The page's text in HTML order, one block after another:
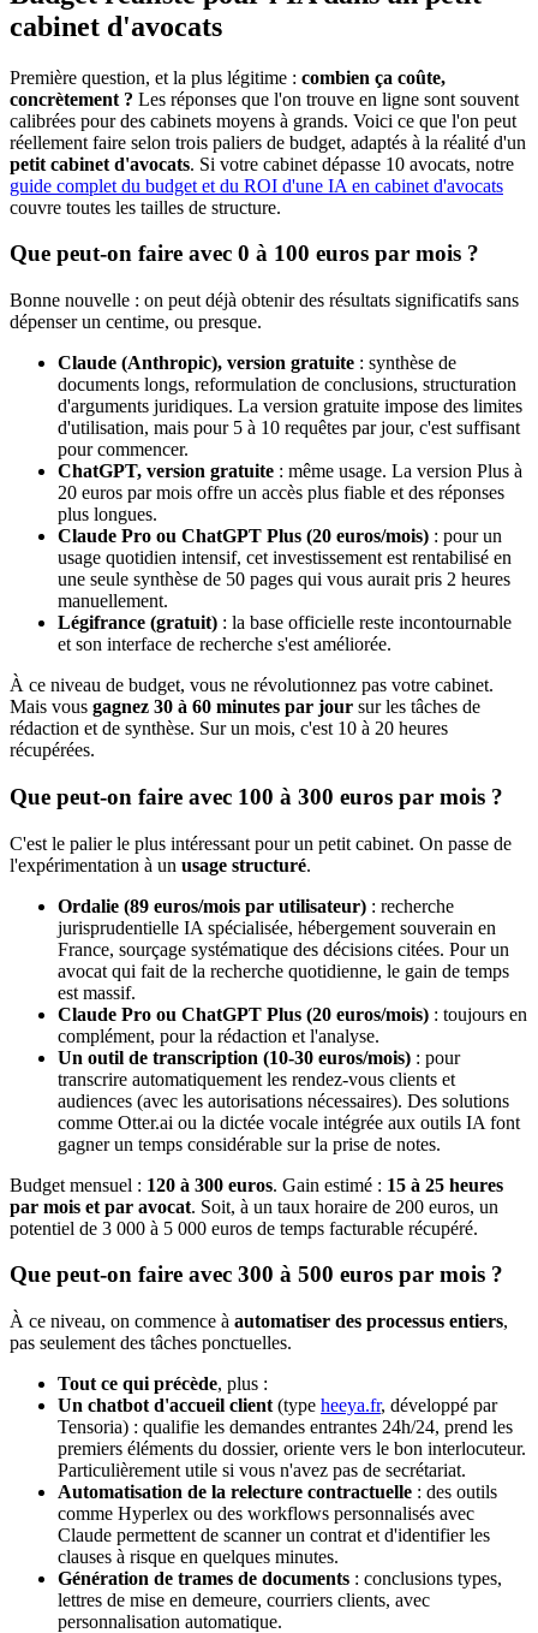
cabinet d'avocats
Première question, et la plus légitime : combien ça coûte,
concrètement ? Les réponses que l'on trouve en ligne sont souvent
calibrées pour des cabinets moyens à grands. Voici ce que l'on peut
réellement faire selon trois paliers de budget, adaptés à la réalité d'un
petit cabinet d'avocats. Si votre cabinet dépasse 10 avocats, notre
guide complet du budget et du ROI d'une IA en cabinet d'avocats
couvre toutes les tailles de structure.
Que peut-on faire avec 0 à 100 euros par mois ?
Bonne nouvelle : on peut déjà obtenir des résultats significatifs sans
dépenser un centime, ou presque.
Claude (Anthropic), version gratuite : synthèse de
documents longs, reformulation de conclusions, structuration
d'arguments juridiques. La version gratuite impose des limites
d'utilisation, mais pour 5 à 10 requêtes par jour, c'est suffisant
pour commencer.
ChatGPT, version gratuite : même usage. La version Plus à
20 euros par mois offre un accès plus fiable et des réponses
plus longues.
Claude Pro ou ChatGPT Plus (20 euros/mois) : pour un
usage quotidien intensif, cet investissement est rentabilisé en
une seule synthèse de 50 pages qui vous aurait pris 2 heures
manuellement.
Légifrance (gratuit) : la base officielle reste incontournable
et son interface de recherche s'est améliorée.
À ce niveau de budget, vous ne révolutionnez pas votre cabinet.
Mais vous gagnez 30 à 60 minutes par jour sur les tâches de
rédaction et de synthèse. Sur un mois, c'est 10 à 20 heures
récupérées.
Que peut-on faire avec 100 à 300 euros par mois ?
C'est le palier le plus intéressant pour un petit cabinet. On passe de
l'expérimentation à un usage structuré.
Ordalie (89 euros/mois par utilisateur) : recherche
jurisprudentielle IA spécialisée, hébergement souverain en
France, sourçage systématique des décisions citées. Pour un
avocat qui fait de la recherche quotidienne, le gain de temps
est massif.
Claude Pro ou ChatGPT Plus (20 euros/mois) : toujours en
complément, pour la rédaction et l'analyse.
Un outil de transcription (10-30 euros/mois) : pour
transcrire automatiquement les rendez-vous clients et
audiences (avec les autorisations nécessaires). Des solutions
comme Otter.ai ou la dictée vocale intégrée aux outils IA font
gagner un temps considérable sur la prise de notes.
Budget mensuel : 120 à 300 euros. Gain estimé : 15 à 25 heures
par mois et par avocat. Soit, à un taux horaire de 200 euros, un
potentiel de 3 000 à 5 000 euros de temps facturable récupéré.
Que peut-on faire avec 300 à 500 euros par mois ?
À ce niveau, on commence à automatiser des processus entiers,
pas seulement des tâches ponctuelles.
Tout ce qui précède, plus :
Un chatbot d'accueil client (type heeya.fr, développé par
Tensoria) : qualifie les demandes entrantes 24h/24, prend les
premiers éléments du dossier, oriente vers le bon interlocuteur.
Particulièrement utile si vous n'avez pas de secrétariat.
Automatisation de la relecture contractuelle : des outils
comme Hyperlex ou des workflows personnalisés avec
Claude permettent de scanner un contrat et d'identifier les
clauses à risque en quelques minutes.
Génération de trames de documents : conclusions types,
lettres de mise en demeure, courriers clients, avec
personnalisation automatique.